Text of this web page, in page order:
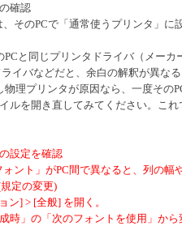
確認
そのPCで「通常使うプリンタ」
PCと同じプリンタドライバ（メー
イバなどだと、余白の解釈が異なる
物理プリンタが原因なら、一度その
ルを開き直してみてください。こ
設定を確認
ント」がPC間で異なると、列の幅
定の変更)
ン] > [全般] を開く。
時」の「次のフォントを使用」から